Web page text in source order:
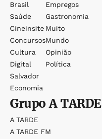
Brasil
Saúde
Cineinsite
Concursos
Cultura
Digital
Salvador
Economia
Empregos
Gastronomia
Muito
Mundo
Opinião
Política
GrupoA TARDE
A TARDE
A TARDE FM